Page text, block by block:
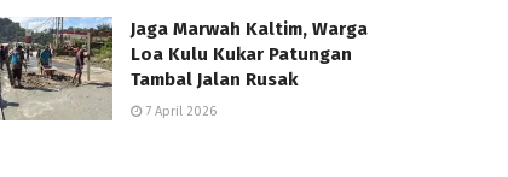
Jaga Marwah Kaltim, Warga
Loa Kulu Kukar Patungan
Tambal Jalan Rusak
7 April 2026